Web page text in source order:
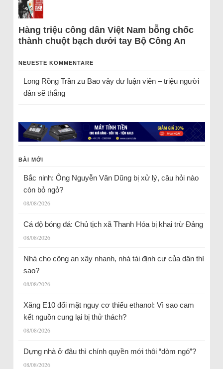
Hàng triệu công dân Việt Nam bỗng chốc
thành chuột bạch dưới tay Bộ Công An
NEUESTE KOMMENTARE
Long Rồng Trầnzu Bao vây dư luận viên – triệu người
dân sẽ thắng
BÀI MỚI
Bắc ninh: Ông Nguyễn Văn Dũng bị xử lý, câu hỏi nào
còn bỏ ngỏ?
08/08/2026
Cá độ bóng đá: Chủ tịch xã Thanh Hóa bị khai trừ Đảng
08/08/2026
Nhà cho công an xây nhanh, nhà tái định cư của dân thì
sao?
08/08/2026
Xăng E10 đối mặt nguy cơ thiếu ethanol: Vì sao cam
kết nguồn cung lại bị thử thách?
08/08/2026
Dựng nhà ở đâu thì chính quyền mới thôi “dòm ngó”?
08/08/2026